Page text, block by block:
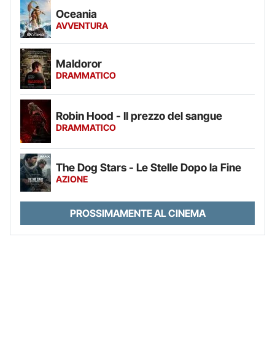
Oceania
AVVENTURA
Maldoror
DRAMMATICO
Robin Hood - Il prezzo del sangue
DRAMMATICO
The Dog Stars - Le Stelle Dopo la Fine
AZIONE
PROSSIMAMENTE AL CINEMA